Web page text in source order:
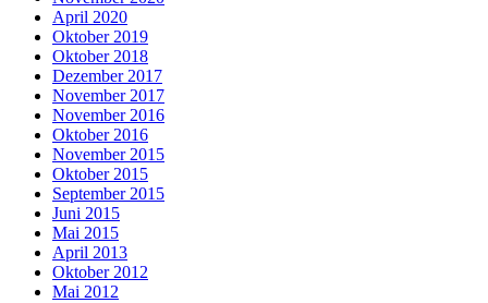
April 2020
Oktober 2019
Oktober 2018
Dezember 2017
November 2017
November 2016
Oktober 2016
November 2015
Oktober 2015
September 2015
Juni 2015
Mai 2015
April 2013
Oktober 2012
Mai 2012